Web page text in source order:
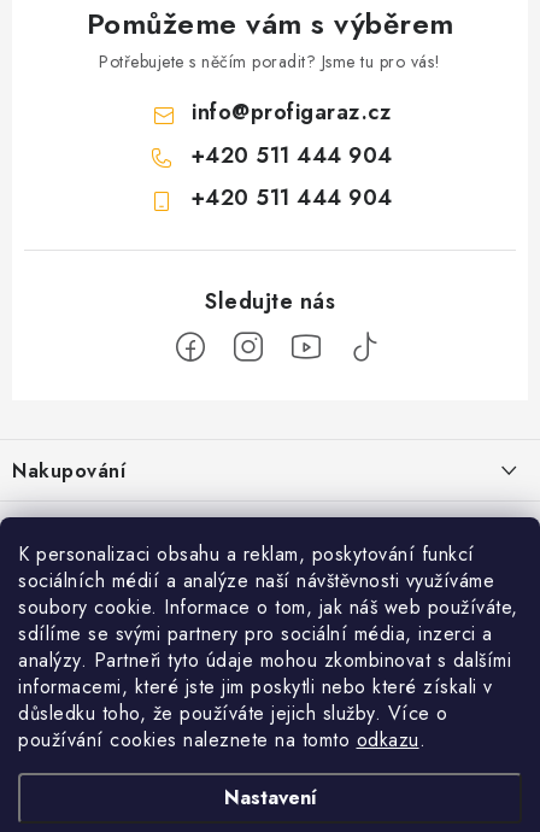
K personalizaci obsahu a reklam, poskytování funkcí
sociálních médií a analýze naší návštěvnosti využíváme
soubory cookie. Informace o tom, jak náš web používáte,
sdílíme se svými partnery pro sociální média, inzerci a
analýzy. Partneři tyto údaje mohou zkombinovat s dalšími
informacemi, které jste jim poskytli nebo které získali v
důsledku toho, že používáte jejich služby. Více o
používání cookies naleznete na tomto odkazu.
Nastavení
Pomůžeme vám s výběrem
Potřebujete s něčím poradit? Jsme tu pro vás!
info@profigaraz.cz
+420 511 444 904
+420 511 444 904
p
a
Nakupování
Jak nakupovat
Obchodní podmínky
Doprava a platba
Cookies
Ochrana osobních údajú
Jak funguje Zásilkovna?
Reklamace / vrácení zboží
Použití Dárkové poukázky
O nás
Kontakty
Příběh Profigaráže
Showroom Prešov
Služby
Velkoobchod Profigaráž.sk Zboží.cz Heureka.cz